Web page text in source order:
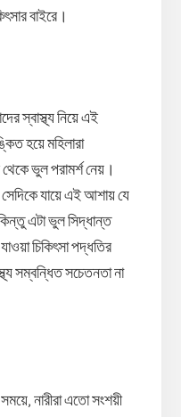
বাইরে।
স্বাস্থ্য নিয়ে এই
হয়ে মহিলারা
ভুল পরামর্শ নেয়।
যায়ে এই আশায় যে
এটা ভুল সিদ্ধান্ত
চিকিৎসা পদ্ধতির
সম্বন্ধিত সচেতনতা না
নারীরা এতো সংশয়ী